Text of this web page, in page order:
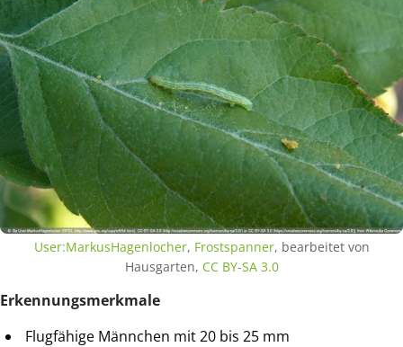
User:MarkusHagenlocher, Frostspanner, bearbeitet von
Hausgarten, CC BY-SA 3.0
Erkennungsmerkmale
Flugfähige Männchen mit 20 bis 25 mm